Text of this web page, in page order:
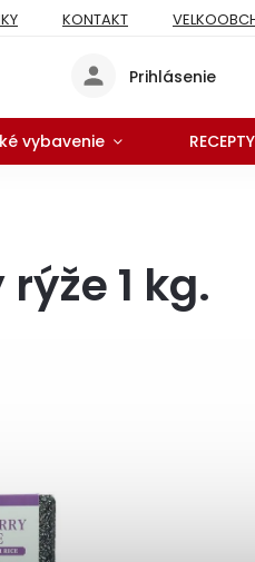
KONTAKT
Prihlásenie
vybavenie RECEPTY
1 kg.